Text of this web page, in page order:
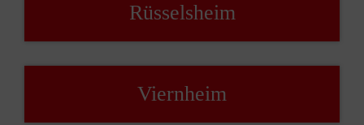
Rüsselsheim
Viernheim